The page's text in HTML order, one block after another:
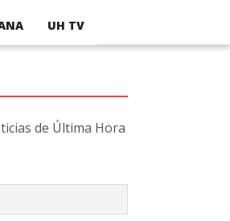
UH TV
de Última Hora